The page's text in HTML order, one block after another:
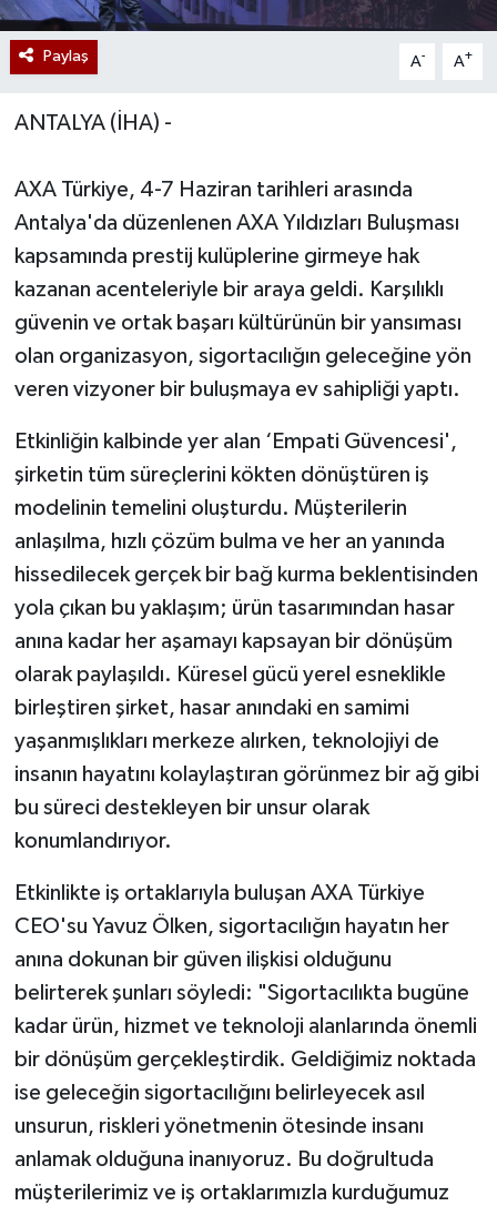
Paylaş A- A+
ANTALYA (İHA) -
AXA Türkiye, 4-7 Haziran tarihleri arasında
Antalya'da düzenlenen AXA Yıldızları Buluşması
kapsamında prestij kulüplerine girmeye hak
kazanan acenteleriyle bir araya geldi. Karşılıklı
güvenin ve ortak başarı kültürünün bir yansıması
olan organizasyon, sigortacılığın geleceğine yön
veren vizyoner bir buluşmaya ev sahipliği yaptı.
Etkinliğin kalbinde yer alan ‘Empati Güvencesi',
şirketin tüm süreçlerini kökten dönüştüren iş
modelinin temelini oluşturdu. Müşterilerin
anlaşılma, hızlı çözüm bulma ve her an yanında
hissedilecek gerçek bir bağ kurma beklentisinden
yola çıkan bu yaklaşım; ürün tasarımından hasar
anına kadar her aşamayı kapsayan bir dönüşüm
olarak paylaşıldı. Küresel gücü yerel esneklikle
birleştiren şirket, hasar anındaki en samimi
yaşanmışlıkları merkeze alırken, teknolojiyi de
insanın hayatını kolaylaştıran görünmez bir ağ gibi
bu süreci destekleyen bir unsur olarak
konumlandırıyor.
Etkinlikte iş ortaklarıyla buluşan AXA Türkiye
CEO'su Yavuz Ölken, sigortacılığın hayatın her
anına dokunan bir güven ilişkisi olduğunu
belirterek şunları söyledi: "Sigortacılıkta bugüne
kadar ürün, hizmet ve teknoloji alanlarında önemli
bir dönüşüm gerçekleştirdik. Geldiğimiz noktada
ise geleceğin sigortacılığını belirleyecek asıl
unsurun, riskleri yönetmenin ötesinde insanı
anlamak olduğuna inanıyoruz. Bu doğrultuda
müşterilerimiz ve iş ortaklarımızla kurduğumuz